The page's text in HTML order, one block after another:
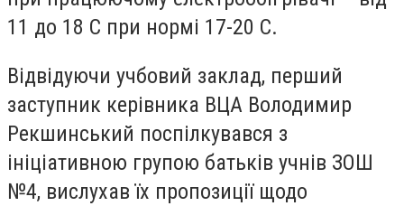
11 до 18 С при нормі 17-20 С.
Відвідуючи учбовий заклад, перший
заступник керівника ВЦА Володимир
Рекшинський поспілкувався з
ініціативною групою батьків учнів ЗОШ
№4, вислухав їх пропозиції щодо